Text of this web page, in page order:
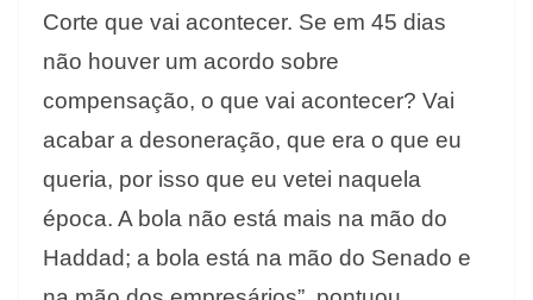
Corte que vai acontecer. Se em 45 dias
não houver um acordo sobre
compensação, o que vai acontecer? Vai
acabar a desoneração, que era o que eu
queria, por isso que eu vetei naquela
época. A bola não está mais na mão do
Haddad; a bola está na mão do Senado e